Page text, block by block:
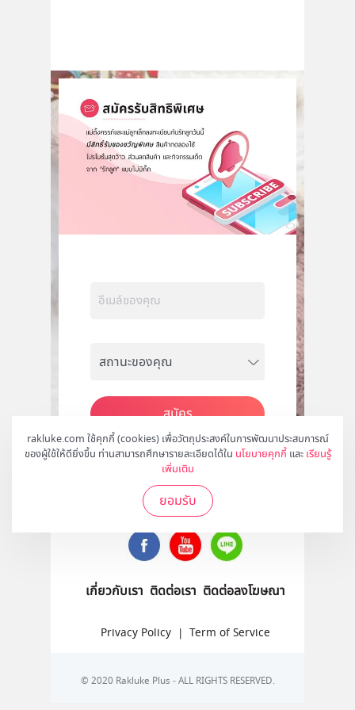
rakluke.com ใช้คุกกี้ (cookies) เพื่อวัตถุประสงค์ในการพัฒนาประสบการณ์
ของผู้ใช้ให้ดียิ่งขึ้น ท่านสามารถศึกษารายละเอียดได้ใน นโยบายคุกกี้ และ เรียนรู้
เพิ่มเติม
ยอมรับ
สมัคร
ติดตามเราได้ที่
เกี่ยวกับเรา ติดต่อเรา ติดต่อลงโฆษณา
Privacy Policy | Term of Service
© 2020 Rakluke Plus - ALL RIGHTS RESERVED.